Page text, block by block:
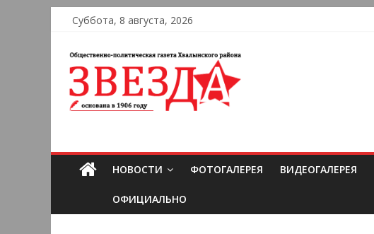
Суббота, 8 августа, 2026
НОВОСТИ ФОТОГАЛЕРЕЯ ВИДЕОГАЛЕРЕЯ
ОФИЦИАЛЬНО